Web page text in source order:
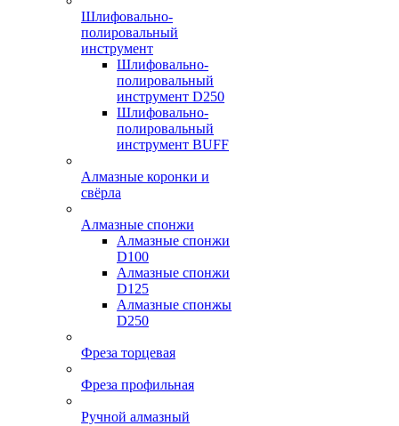
Шлифовально-
полировальный
инструмент
Шлифовально-
полировальный
инструмент D250
Шлифовально-
полировальный
инструмент BUFF
Алмазные коронки и
свёрла
Алмазные спонжи
Алмазные спонжи
D100
Алмазные спонжи
D125
Алмазные спонжы
D250
Фреза торцевая
Фреза профильная
Ручной алмазный